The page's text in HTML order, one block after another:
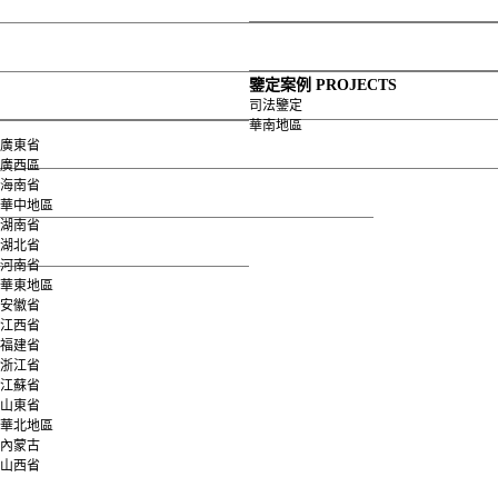
企業理念
司法鑒定
華中地區
華北地區
西北地區
地基基礎
資費標準
鑒定案例 PROJECTS
司法鑒定
華南地區
廣東省
廣西區
海南省
華中地區
湖南省
湖北省
河南省
華東地區
安徽省
江西省
福建省
浙江省
江蘇省
山東省
華北地區
內蒙古
山西省